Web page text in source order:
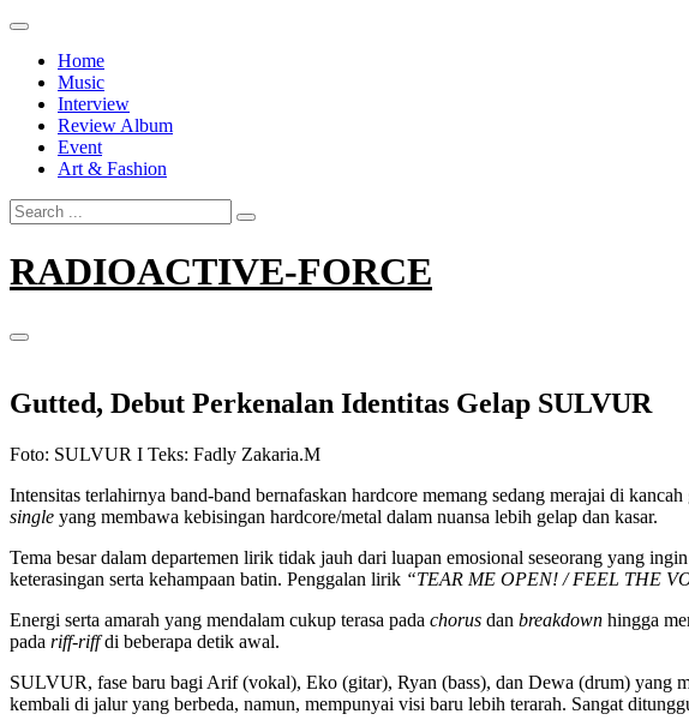
Skip
contentHome
Music
Interview
Review Album
Event
Art & Fashion
Search
for:
RADIOACTIVE-FORCE
Gutted, Debut Perkenalan Identitas Gelap SULVUR
Foto: SULVUR I Teks: Fadly Zakaria.M
Intensitas terlahirnya band-band bernafaskan hardcore memang sedang merajai di
single yang membawa kebisingan hardcore/metal dalam nuansa lebih gelap dan kasar.
Tema besar dalam departemen lirik tidak jauh dari luapan emosional seseorang yang
keterasingan serta kehampaan batin. Penggalan lirik “TEAR ME OPEN! / FEEL THE
Energi serta amarah yang mendalam cukup terasa pada chorus dan breakdown hingga
pada riff-riffdi beberapa detik awal.
SULVUR, fase baru bagi Arif (vokal), Eko (gitar), Ryan (bass), dan Dewa (drum) yang
kembali di jalur yang berbeda, namun, mempunyai visi baru lebih terarah. Sangat